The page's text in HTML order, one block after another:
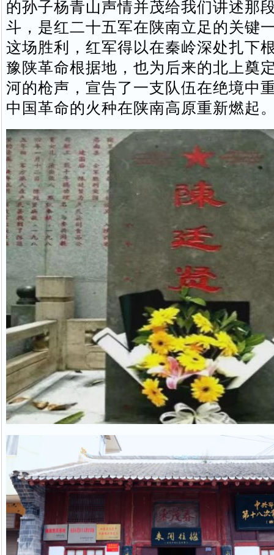
的孙子杨青山声情并茂给我们讲述那
斗，是红二十五军在陕南立足的关键
这场胜利，红军得以在秦岭深处扎下
豫陕革命根据地，也为后来的北上奠
河的枪声，宣告了一支队伍在绝境中
中国革命的火种在陕南高原重新燃起